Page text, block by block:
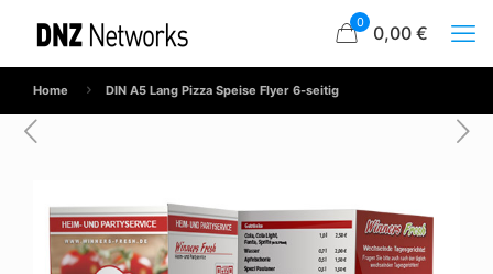
0 0,00 €
Home DIN A5 Lang Pizza Speise Flyer 6-seitig